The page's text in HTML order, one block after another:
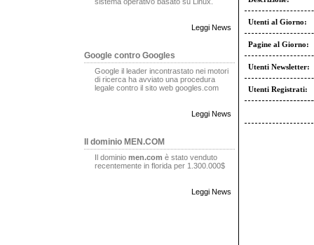
Leggi News
Google contro Googles
Google il leader incontrastato nei motori
di ricerca ha avviato una procedura
legale contro il sito web googles.com
Leggi News
Il dominio MEN.COM
Il dominio men.com è stato venduto
recentemente in florida per 1.300.000$
Leggi News
Utenti al Giorno:
Pagine al Giorno:
Utenti Newsletter:
Utenti Registrati: